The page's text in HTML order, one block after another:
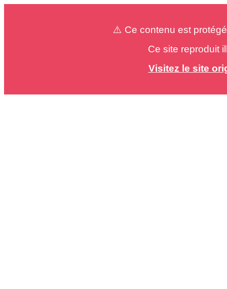
⚠️ Ce contenu est
Ce site reproduit
Visitez le site